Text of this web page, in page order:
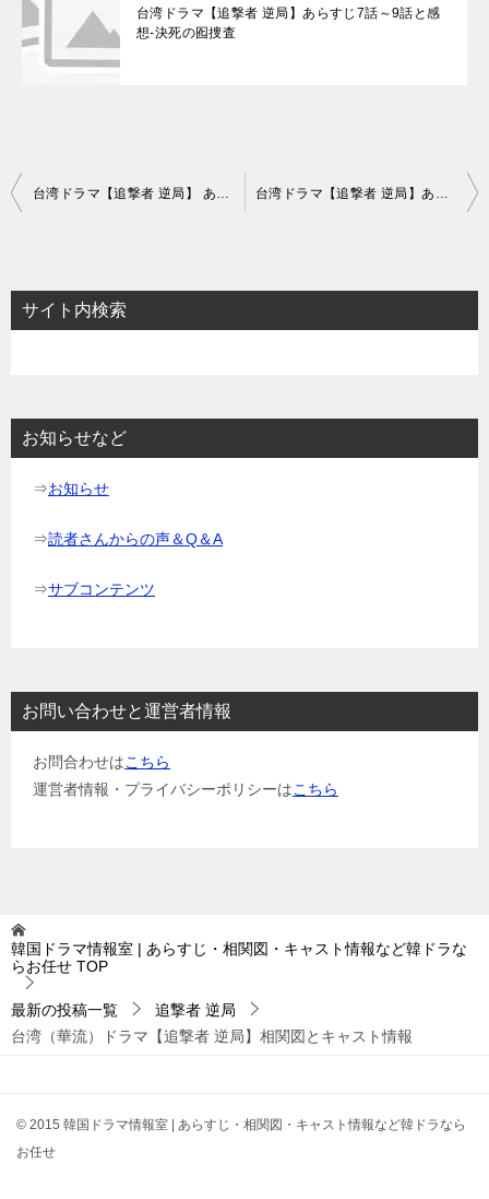
台湾ドラマ【追撃者 逆局】あらすじ7話～9話と感
想-決死の囮捜査
投
ビ
ゲ
ョ
台湾ドラマ【追撃者 逆局】 あらすじ全話一覧＆放送情報 台湾ドラマ【追撃者 逆局】あらすじ1話～3話と感想-頻発する無残な事件
サイト内検索
お知らせなど
⇒お知らせ
⇒読者さんからの声＆Q＆A
⇒サブコンテンツ
お問い合わせと運営者情報
お問合わせはこちら
運営者情報・プライバシーポリシーはこちら
韓国ドラマ情報室 | あらすじ・相関図・キャスト情報など韓ドラな
らお任せ TOP
最新の投稿一覧
追撃者 逆局
台湾（華流）ドラマ【追撃者 逆局】相関図とキャスト情報
© 2015 韓国ドラマ情報室 | あらすじ・相関図・キャスト情報など韓ドラなら
お任せ